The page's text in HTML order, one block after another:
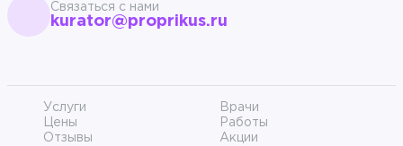
Связаться с нами
kurator@proprikus.ru
Услуги
Врачи
Цены
Работы
Отзывы
Акции